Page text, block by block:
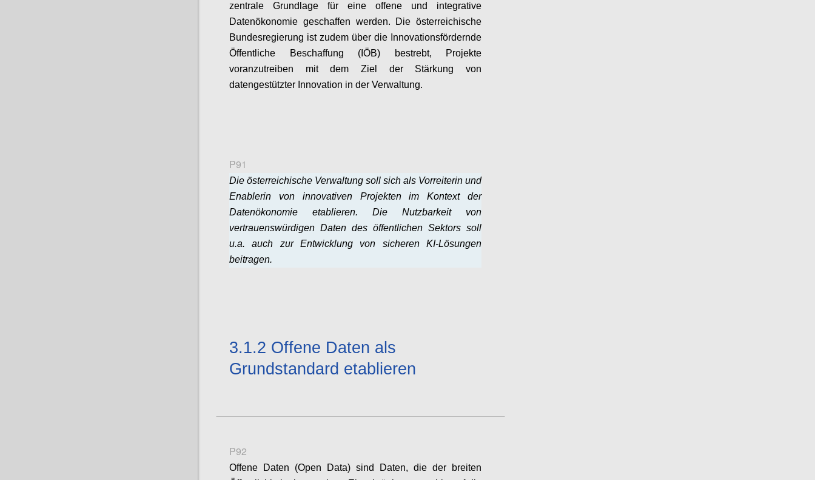
zentrale Grundlage für eine offene und integrative
Datenökonomie geschaffen werden. Die österreichische
Bundesregierung ist zudem über die Innovationsfördernde
Öffentliche Beschaffung (IÖB) bestrebt, Projekte
voranzutreiben mit dem Ziel der Stärkung von
datengestützter Innovation in der Verwaltung.
P91
Die österreichische Verwaltung soll sich als Vorreiterin und
Enablerin von innovativen Projekten im Kontext der
Datenökonomie etablieren. Die Nutzbarkeit von
vertrauenswürdigen Daten des öffentlichen Sektors soll
u.a. auch zur Entwicklung von sicheren KI-Lösungen
beitragen.
3.1.2 Offene Daten als
Grundstandard etablieren
P92
Offene Daten (Open Data) sind Daten, die der breiten